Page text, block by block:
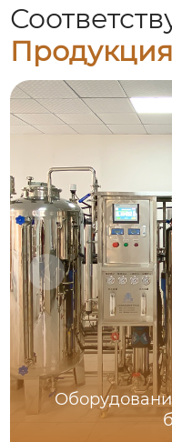
Продукция